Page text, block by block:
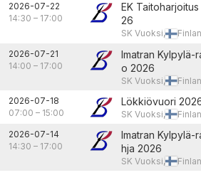
2026-07-22
14:30 – 17:00
EK
26
SK Vuoksi,
2026-07-21
14:00 – 17:00
Imatran Kylpylä-
o 2026
SK Vuoksi,
2026-07-18
07:00 – 15:00
Lökkiövuori
SK Vuoksi,
2026-07-14
14:30 – 17:00
Imatran Kylpylä-
hja 2026
SK Vuoksi,